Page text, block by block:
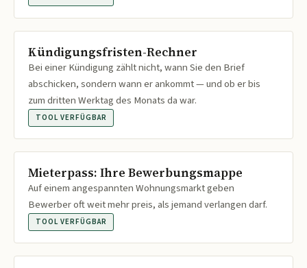
Kündigungsfristen-Rechner
Bei einer Kündigung zählt nicht, wann Sie den Brief
abschicken, sondern wann er ankommt — und ob er bis
zum dritten Werktag des Monats da war.
TOOL VERFÜGBAR
Mieterpass: Ihre Bewerbungsmappe
Auf einem angespannten Wohnungsmarkt geben
Bewerber oft weit mehr preis, als jemand verlangen darf.
TOOL VERFÜGBAR